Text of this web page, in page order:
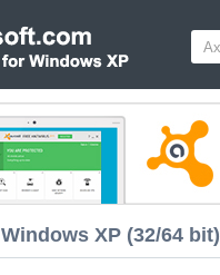
XP (32/64 bit)